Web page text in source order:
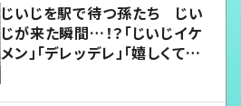
じいじを駅で待つ孫たち じい
じが来た瞬間…！？「じいじイケ
メン」「デレッデレ」「嬉しくて可